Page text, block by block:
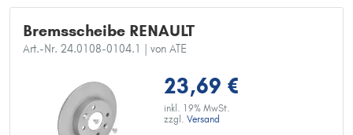
Bremsscheibe RENAULT
Art.-Nr. 24.0108-0104.1 | von ATE
23,69 €
inkl. 19% MwSt.
zzgl. Versand